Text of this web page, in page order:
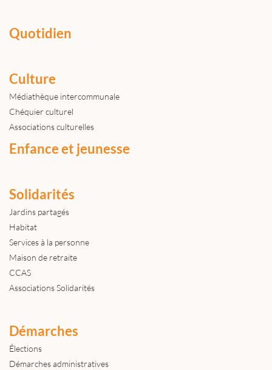
Quotidien
Culture
Médiathèque intercommunale
Chéquier culturel
Associations culturelles
Enfance et jeunesse
Solidarités
Jardins partagés
Habitat
Services à la personne
Maison de retraite
CCAS
Associations Solidarités
Démarches
Élections
Démarches administratives